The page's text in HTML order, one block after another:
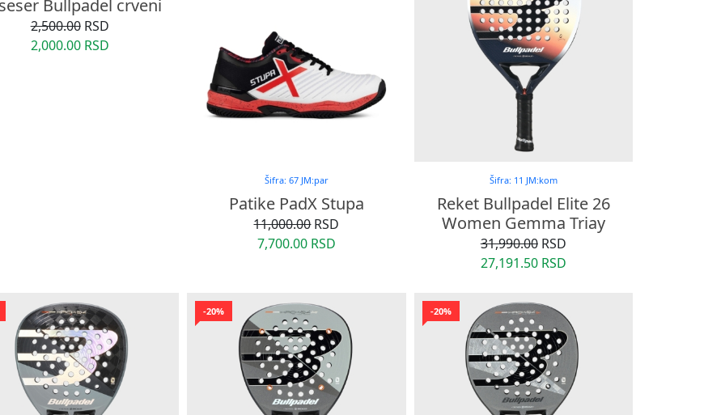
Bullpadel crveni
2,500.00RSD
2,000.00 RSD
Šifra: 67 JM:par
Patike PadX Stupa
11,000.00RSD
7,700.00 RSD
Šifra: 11 JM:kom
Reket Bullpadel Elite 26
Women Gemma Triay
31,990.00RSD
27,191.50 RSD
-20% -20%